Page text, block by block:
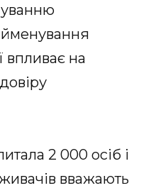
впливає на
2 000 осіб і
вважають